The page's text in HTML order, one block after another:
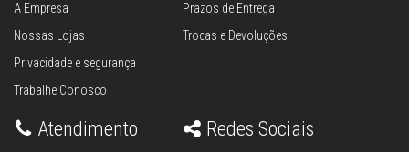
A Empresa
Nossas Lojas
Privacidade e segurança
Trabalhe Conosco
Prazos de Entrega
Trocas e Devoluções
Atendimento Redes Sociais